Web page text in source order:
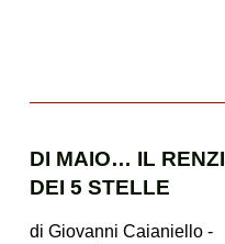
DI MAIO… IL RENZI
DEI 5 STELLE
di Giovanni Caianiello -